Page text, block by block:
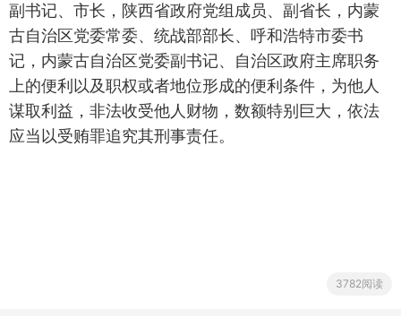
副书记、市长，陕西省政府党组成员、副省长，内蒙
古自治区党委常委、统战部部长、呼和浩特市委书
记，内蒙古自治区党委副书记、自治区政府主席职务
上的便利以及职权或者地位形成的便利条件，为他人
谋取利益，非法收受他人财物，数额特别巨大，依法
应当以受贿罪追究其刑事责任。
3782阅读